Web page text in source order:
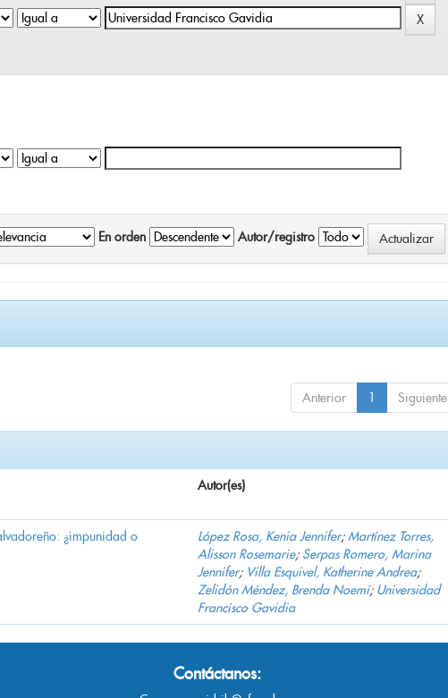
En orden Autor/registro
Anterior 1 Siguiente
Autor(es)
¿impunidad o
López Rosa, Kenia Jennifer;Martínez Torres,
Alisson Rosemarie; Serpas Romero, Marina
Jennifer; Villa Esquivel, Katherine Andrea;
Zelidón Méndez, Brenda Noemí; Universidad
Francisco Gavidia
Contáctanos: